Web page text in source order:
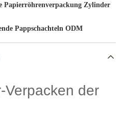
Papierröhrenverpackung Zylinder
Pappschachteln ODM
Verpacken der